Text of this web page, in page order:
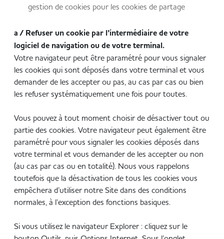
gestion de cookies pour les cookies de partage
a / Refuser un cookie par l’intermédiaire de votre
logiciel de navigation ou de votre terminal.
Votre navigateur peut être paramétré pour vous signaler
les cookies qui sont déposés dans votre terminal et vous
demander de les accepter ou pas, au cas par cas ou bien
les refuser systématiquement une fois pour toutes.
Vous pouvez à tout moment choisir de désactiver tout ou
partie des cookies. Votre navigateur peut également être
paramétré pour vous signaler les cookies déposés dans
votre terminal et vous demander de les accepter ou non
(au cas par cas ou en totalité). Nous vous rappelons
toutefois que la désactivation de tous les cookies vous
empêchera d’utiliser notre Site dans des conditions
normales, à l’exception des fonctions basiques.
Si vous utilisez le navigateur Explorer : cliquez sur le